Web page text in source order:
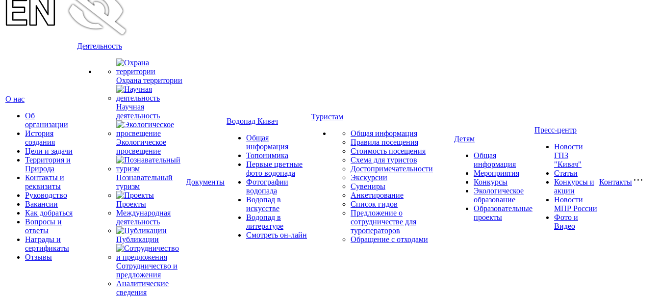
О нас
Об
организации
История
создания
Цели и задачи
Территория и
Природа
Контакты и
реквизиты
Руководство
Вакансии
Как добраться
Вопросы и
ответы
Награды и
сертификаты
Отзывы
Деятельность
Охрана территории
Научная
деятельность
Экологическое
просвещение
Познавательный
туризм
Проекты
Международная
деятельность
Публикации
Сотрудничество и
предложения
Аналитические
сведения
Документы
Водопад Кивач
Общая
информация
Топонимика
Первые цветные
фото водопада
Фотографии
водопада
Водопад в
искусстве
Водопад в
литературе
Смотреть он-лайн
Туристам
Общая информация
Правила посещения
Стоимость посещения
Схема для туристов
Достопримечательности
Экскурсии
Сувениры
Анкетирование
Список гидов
Предложение о
сотрудничестве для
туроператоров
Обращение с отходами
Детям
Общая
информация
Мероприятия
Конкурсы
Экологическое
образование
Образовательные
проекты
Пресс-центр
Новости
ГПЗ
"Кивач"
Статьи
Конкурсы и
акции
Новости
МПР России
Фото и
Видео
Контакты